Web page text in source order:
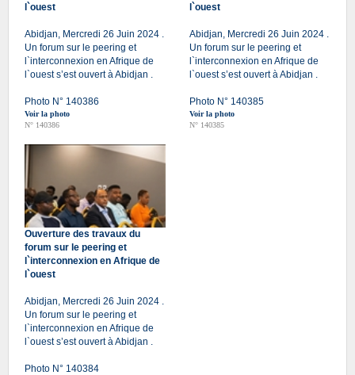
l`ouest
Abidjan, Mercredi 26 Juin 2024 .
Un forum sur le peering et
l`interconnexion en Afrique de
l`ouest s’est ouvert à Abidjan .
Photo N° 140386
Voir la photo
N° 140386
l`ouest
Abidjan, Mercredi 26 Juin 2024 .
Un forum sur le peering et
l`interconnexion en Afrique de
l`ouest s’est ouvert à Abidjan .
Photo N° 140385
Voir la photo
N° 140385
Ouverture des travaux du
forum sur le peering et
l`interconnexion en Afrique de
l`ouest
Abidjan, Mercredi 26 Juin 2024 .
Un forum sur le peering et
l`interconnexion en Afrique de
l`ouest s’est ouvert à Abidjan .
Photo N° 140384